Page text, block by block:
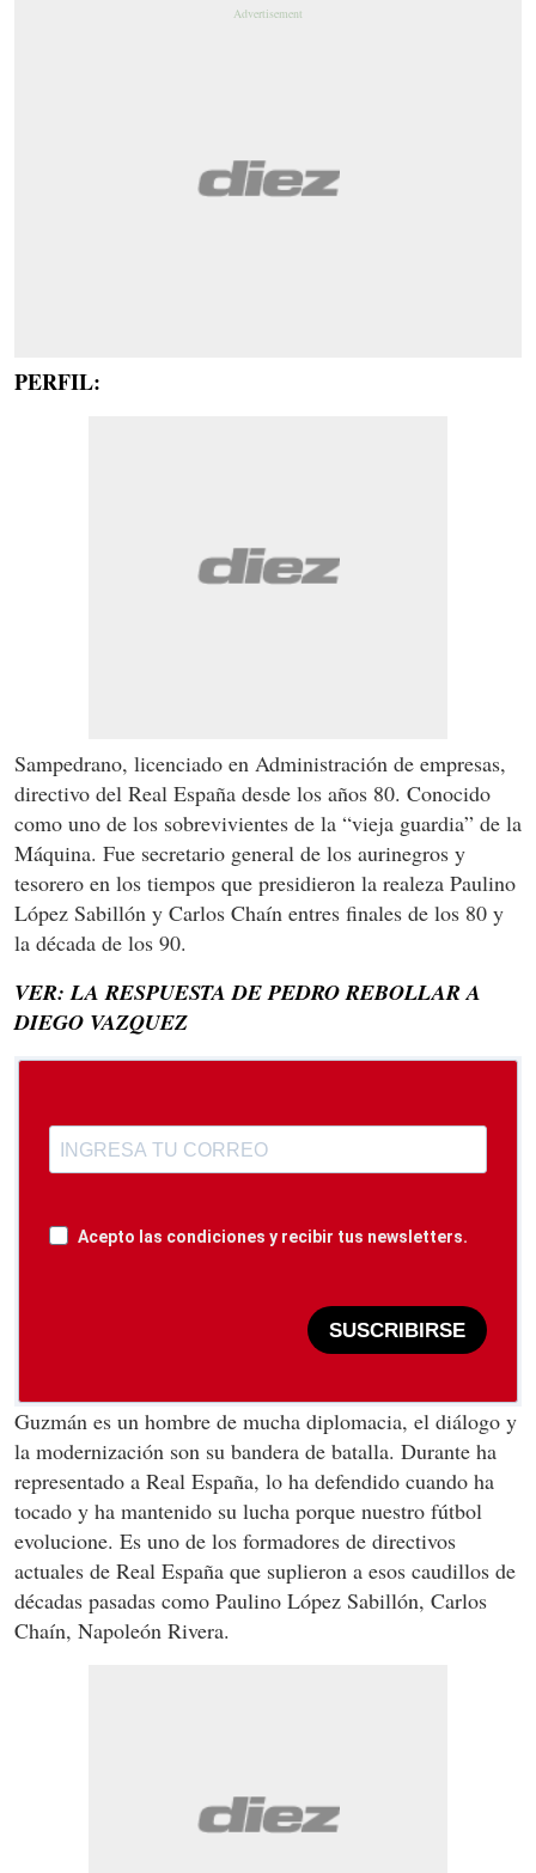
PERFIL:
Sampedrano, licenciado en Administración de empresas,
directivo del Real España desde los años 80. Conocido
como uno de los sobrevivientes de la “vieja guardia” de la
Máquina. Fue secretario general de los aurinegros y
tesorero en los tiempos que presidieron la realeza Paulino
López Sabillón y Carlos Chaín entres finales de los 80 y
la década de los 90.
VER: LA RESPUESTA DE PEDRO REBOLLAR A
DIEGO VAZQUEZ
Acepto las condiciones y recibir tus newsletters.
SUSCRIBIRSE
Guzmán es un hombre de mucha diplomacia, el diálogo y
la modernización son su bandera de batalla. Durante ha
representado a Real España, lo ha defendido cuando ha
tocado y ha mantenido su lucha porque nuestro fútbol
evolucione. Es uno de los formadores de directivos
actuales de Real España que suplieron a esos caudillos de
décadas pasadas como Paulino López Sabillón, Carlos
Chaín, Napoleón Rivera.